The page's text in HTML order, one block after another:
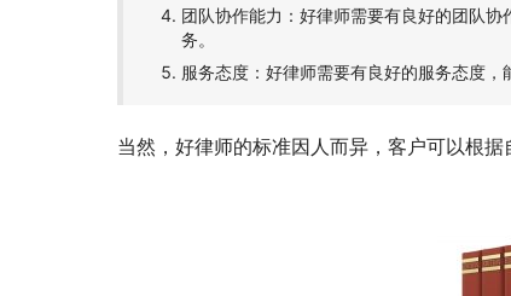
团队协作能力：好律师需要有良好的团队
务。
服务态度：好律师需要有良好的服务态度，
当然，好律师的标准因人而异，客户可以根据